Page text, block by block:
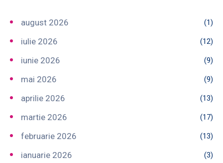
august 2026 (1)
iulie 2026 (12)
iunie 2026 (9)
mai 2026 (9)
aprilie 2026 (13)
martie 2026 (17)
februarie 2026 (13)
ianuarie 2026 (3)